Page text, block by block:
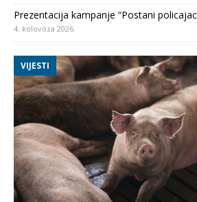
Prezentacija kampanje “Postani
4. kolovoza 2026.
VIJESTI